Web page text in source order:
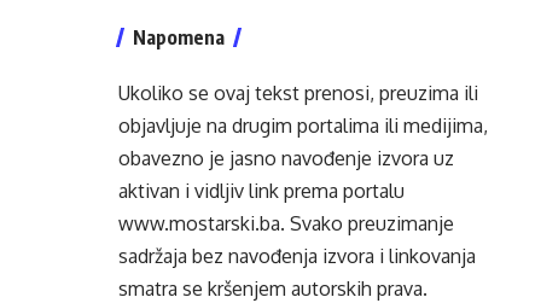
Napomena
Ukoliko se ovaj tekst prenosi, preuzima ili
objavljuje na drugim portalima ili medijima,
obavezno je jasno navođenje izvora uz
aktivan i vidljiv link prema portalu
www.mostarski.ba. Svako preuzimanje
sadržaja bez navođenja izvora i linkovanja
smatra se kršenjem autorskih prava.